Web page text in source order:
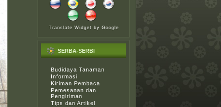
Translate Widget by Google
SERBA-SERBI
Budidaya Tanaman
Informasi
Kiriman Pembaca
Pemesanan dan
Pengiriman
Tips dan Artikel